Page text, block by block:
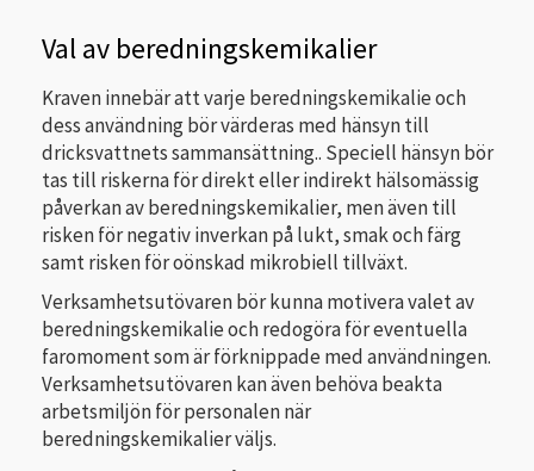
Val av beredningskemikalier
Kraven innebär att varje beredningskemikalie och
dess användning bör värderas med hänsyn till
dricksvattnets sammansättning.. Speciell hänsyn bör
tas till riskerna för direkt eller indirekt hälsomässig
påverkan av beredningskemikalier, men även till
risken för negativ inverkan på lukt, smak och färg
samt risken för oönskad mikrobiell tillväxt.
Verksamhetsutövaren bör kunna motivera valet av
beredningskemikalie och redogöra för eventuella
faromoment som är förknippade med användningen.
Verksamhetsutövaren kan även behöva beakta
arbetsmiljön för personalen när
beredningskemikalier väljs.